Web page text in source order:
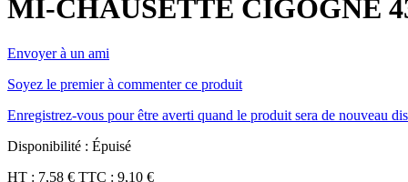
MI-CHAUSETTE CIGOGNE
Envoyer à un ami
Soyez le premier à commenter ce produit
Enregistrez-vous pour être averti quand le produit sera de nouveau
Disponibilité : Épuisé
HT : 7,58 € TTC : 9,10 €